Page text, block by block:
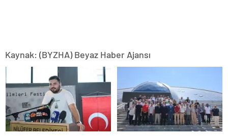
Kaynak: (BYZHA) Beyaz Haber Ajansı